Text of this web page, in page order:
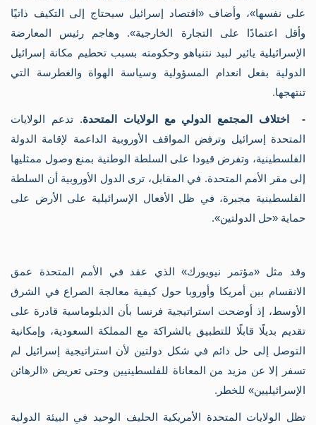
على نفسها»، وأضاف «اقتصاد إسرائيل سيحتاج إلى التكيف ذاتيًا
وأقل اعتمادًا على التجارة الخارجية». وهاجم رئيس المعارضة
الإسرائيلية يائير لبيد نتنياهو وحكومته بسبب تحطيم مكانة إسرائيل
الدولية بفعل انعدام المسؤولية وسياسة الهواة والغطرسة التي
تنتهجها.
- اختلاف المجتمع الدولي مع الولايات المتحدة. تدعم الولايات
المتحدة إسرائيل وترفض المواقف الأوروبية الداعمة لإقامة الدولة
الفلسطينية، وتفرض قيودا على السلطة الوطنية بمنع وصول ممثليها
إلى مقر الأمم المتحدة. في المقابل، ترى الدول الأوروبية أن السلطة
الفلسطينية مجبرة، في ظل الأفعال الإسرائيلية على الأرض على
حماية «حل الدولتين».
وقد مثل «مؤتمر نيويورك» الذي عقد في الأمم المتحدة عمق
الانقسام بين أمريكا وأوروبا حول كيفية معالجة الصراع في الشرق
الأوسط، إذ أوضحت استراتيجية فرنسا بأن الدبلوماسية قادرة على
تقديم بديلًا قابلًا للتطبيق بالشراكة مع المملكة السعودية، وإمكانية
التوصل إلى حل دائم في شكل دولتين لأن استراتيجية إسرائيل لم
تسفر إلا عن مزيد من المعاناة للفلسطينيين وحتى تعريض «الرهائن
الإسرائيليين» للخطر.
تظل الولايات المتحدة الأمريكية الحليف الوحيد في البيئة الدولية